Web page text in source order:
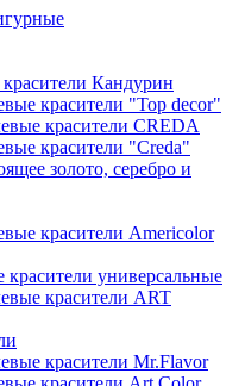
Кандурин
красители "Top decor"
красители CREDA
красители "Creda"
золото, серебро и
красители Americolor
универсальные
красители ART
красители Mr.Flavor